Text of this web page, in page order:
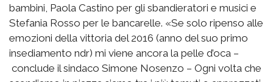
bambini, Paola Castino per gli sbandieratori e musici e
Stefania Rosso per le bancarelle. «Se solo ripenso alle
emozioni della vittoria del 2016 (anno del suo primo
insediamento ndr) mi viene ancora la pelle d’oca –
conclude il sindaco Simone Nosenzo – Ogni volta che